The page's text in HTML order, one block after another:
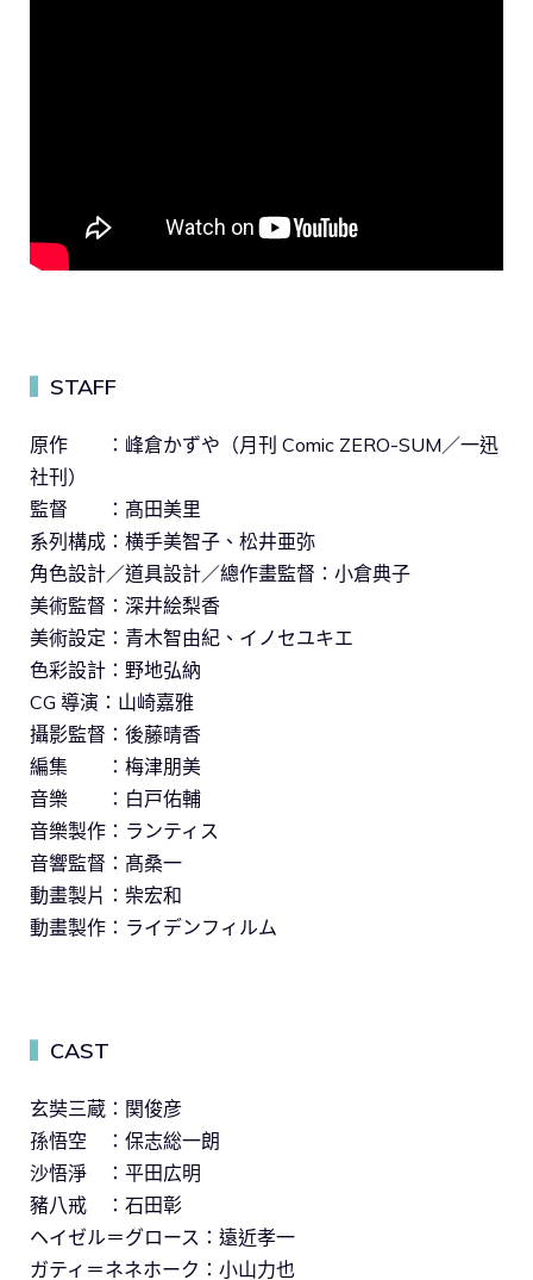
STAFF
原作 ：峰倉かずや（月刊 Comic ZERO-SUM／一迅
社刊）
監督 ：髙田美里
系列構成：横手美智子、松井亜弥
角色設計／道具設計／總作畫監督：小倉典子
美術監督：深井絵梨香
美術設定：青木智由紀、イノセユキエ
色彩設計：野地弘納
CG 導演：山崎嘉雅
攝影監督：後藤晴香
編集 ：梅津朋美
音樂 ：白戸佑輔
音樂製作：ランティス
音響監督：髙桑一
動畫製片：柴宏和
動畫製作：ライデンフィルム
CAST
玄奘三蔵：関俊彦
孫悟空 ：保志総一朗
沙悟淨 ：平田広明
豬八戒 ：石田彰
ヘイゼル＝グロース：遠近孝一
ガティ＝ネネホーク：小山力也